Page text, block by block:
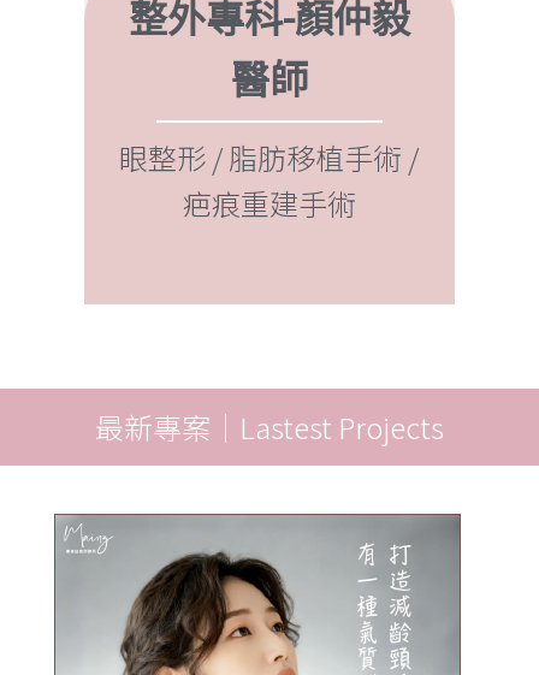
整外專科-顏仲毅
醫師
眼整形 / 脂肪移植手術 /
疤痕重建手術
最新專案｜Lastest Projects